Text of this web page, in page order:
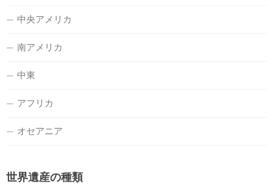
中央アメリカ
南アメリカ
中東
アフリカ
オセアニア
世界遺産の種類